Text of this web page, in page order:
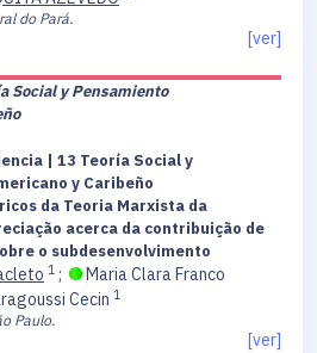
do Pará.
[ver]
Social y Pensamiento
| 13 Teoría Social y
y Caribeño
da Teoria Marxista da
acerca da contribuição de
o subdesenvolvimento
1 ;
Maria Clara Franco
Cecin 1
Paulo.
[ver]